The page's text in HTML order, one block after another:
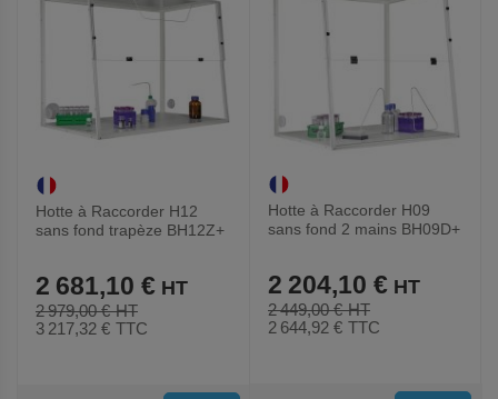
Hotte à Raccorder H12
sans fond trapèze BH12Z+
2 979,00 €
2 681,10 €
3 217,32 € TTC
Hotte à Raccorder H09
sans fond 2 mains BH09D+
2 449,00 €
2 204,10 €
2 644,92 € TTC